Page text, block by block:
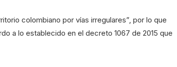
colombiano por vías irregulares”, por lo que
a lo establecido en el decreto 1067 de 2015 que